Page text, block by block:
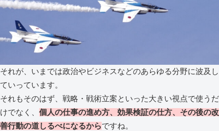
それが、いまでは政治やビジネスなどのあらゆる分野に波及し
ていっています。
それもそのはず、戦略・戦術立案といった大きい視点で使うだ
けでなく、 個人の仕事の進め方、効果検証の仕方、その後の改
善行動の道しるべになるからですね。